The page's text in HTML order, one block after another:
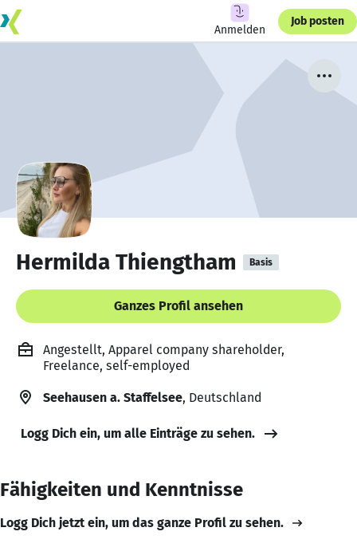
Anmelden
Job posten
Hermilda Thiengtham Basis
Ganzes Profil ansehen
Angestellt, Apparel company shareholder,
Freelance, self-employed
Seehausen a. Staffelsee, Deutschland
Logg Dich ein, um alle Einträge zu sehen.
Fähigkeiten und Kenntnisse
Logg Dich jetzt ein, um das ganze Profil zu sehen.